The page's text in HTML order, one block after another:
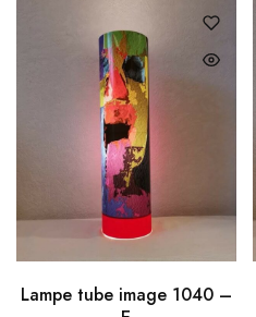
Lampe tube image 1040 –